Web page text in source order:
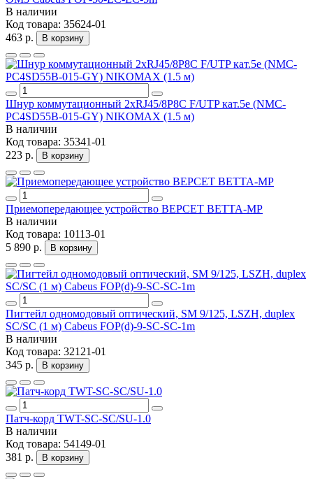
В наличии
Код товара: 35624-01
463 р.
В корзину
Шнур коммутационный 2хRJ45/8P8C F/UTP кат.5е (NMC-
PC4SD55B-015-GY) NIKOMAX (1.5 м)
В наличии
Код товара: 35341-01
223 р.
В корзину
Приемопередающее устройство ВЕРСЕТ ВЕТТА-МР
В наличии
Код товара: 10113-01
5 890 р.
В корзину
Пигтейл одномодовый оптический, SM 9/125, LSZH, duplex
SC/SC (1 м) Cabeus FOP(d)-9-SC-SC-1m
В наличии
Код товара: 32121-01
345 р.
В корзину
Патч-корд TWT-SC-SC/SU-1.0
В наличии
Код товара: 54149-01
381 р.
В корзину